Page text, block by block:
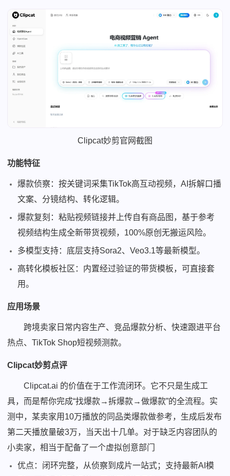
Clipcat妙剪官网截图
功能特征
爆款侦察：按关键词采集TikTok高互动视频，AI拆解口播
文案、分镜结构、转化逻辑。
爆款复刻：粘贴视频链接并上传自有商品图，基于参考
视频结构生成全新带货视频，100%原创无搬运风险。
多模型支持：底层支持Sora2、Veo3.1等最新模型。
高转化模板社区：内置经过验证的带货模板，可直接套
用。
应用场景
跨境卖家日常内容生产、竞品爆款分析、快速跟进平台
热点、TikTok Shop短视频测款。
Clipcat妙剪点评
Clipcat.ai 的价值在于工作流闭环。它不只是生成工
具，而是帮你完成“找爆款→拆爆款→做爆款”的全流程。实
测中，某卖家用10万播放的同品类爆款做参考，生成后发布
第二天播放量破3万，当天出十几单。对于缺乏内容团队的
小卖家，相当于配备了一个虚拟创意部门
优点：闭环完整，从侦察到成片一站式；支持最新AI模